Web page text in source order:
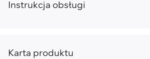
Instrukcja obsługi
Karta produktu